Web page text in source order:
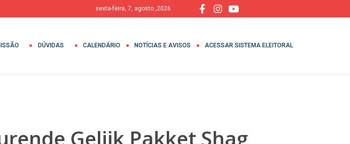
sexta-feira, 7, agosto ,2026
DÚVIDAS CALENDÁRIO NOTÍCIAS E AVISOS ACESSAR SISTEMA ELEITORAL
Gelijk Pakket Shag